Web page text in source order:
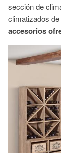
sección de
climatizados
accesorios